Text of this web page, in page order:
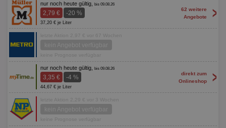
nur noch heute gültig, bis 09.08.26
2,79 € -20 %
37,20 € je Liter
62 weitere
Angebote
>
letzte Aktion 2,97 € vor 67 Wochen
kein Angebot verfügbar
keine Prognose verfügbar
nur noch heute gültig, bis 09.08.26
3,35 € -4 %
44,67 € je Liter
direkt zum
Onlineshop
>
letzte Aktion 2,29 € vor 3 Wochen
kein Angebot verfügbar
keine Prognose verfügbar